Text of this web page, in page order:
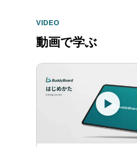
VIDEO
動画で学ぶ